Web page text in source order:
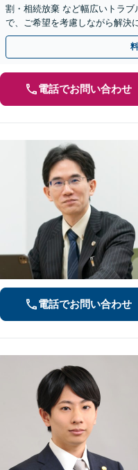
割・相続放棄 など幅広いトラブ
で、ご希望を考慮しながら解決
ご相談を【初回相談30分無料】
電話でお問い合わせ
電話でお問い合わせ